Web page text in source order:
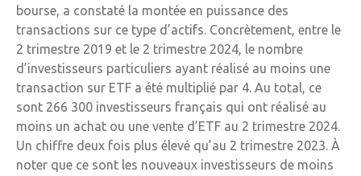
bourse, a constaté la montée en puissance des
transactions sur ce type d’actifs. Concrètement, entre le
2 trimestre 2019 et le 2 trimestre 2024, le nombre
d’investisseurs particuliers ayant réalisé au moins une
transaction sur ETF a été multiplié par 4. Au total, ce
sont 266 300 investisseurs français qui ont réalisé au
moins un achat ou une vente d’ETF au 2 trimestre 2024.
Un chiffre deux fois plus élevé qu’au 2 trimestre 2023. À
noter que ce sont les nouveaux investisseurs de moins